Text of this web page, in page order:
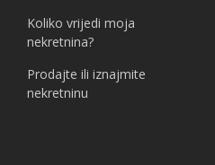
Koliko vrijedi moja
nekretnina?
Prodajte ili iznajmite
nekretninu